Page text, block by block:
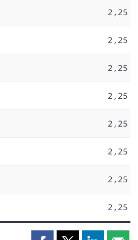
2,25
2,25
2,25
2,25
2,25
2,25
2,25
2,25